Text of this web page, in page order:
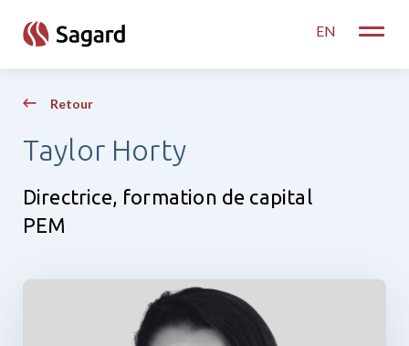
EN
Toggle
Retour
Taylor Horty
Directrice, formation de capital
PEM